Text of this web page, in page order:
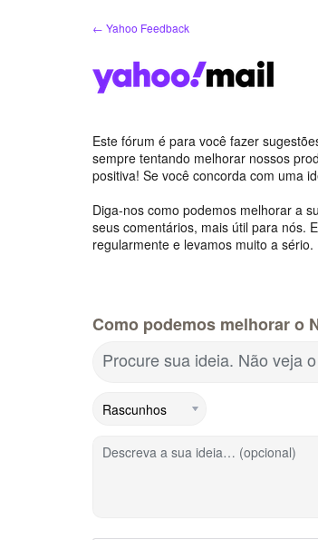
← Yahoo Feedback
Este fórum é para você fazer
sempre tentando melhorar nossos
positiva! Se você concorda com uma
Diga-nos como podemos melhorar a
seus comentários, mais útil para nós.
regularmente e levamos muito a sério.
Como podemos melhorar o
Procure sua ideia. Não veja
Descreva a sua ideia… (opcional)